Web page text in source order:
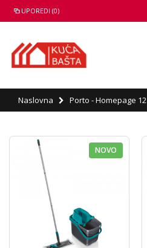
UPOREDI (0)
Naslovna Porto - Homepage 12
NOVO